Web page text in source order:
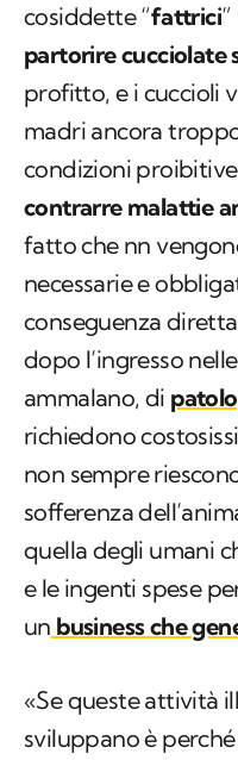
cosiddette “fattrici
partorire cucciolate
profitto, e i cuccioli
madri ancora
condizioni
contrarre malattie
fatto che nn
necessarie e
conseguenza
dopo l’ingresso
ammalano, di
richiedono
non sempre
sofferenza
quella degli umani
e le ingenti spese
un business che
«Se queste attività
sviluppano è perché